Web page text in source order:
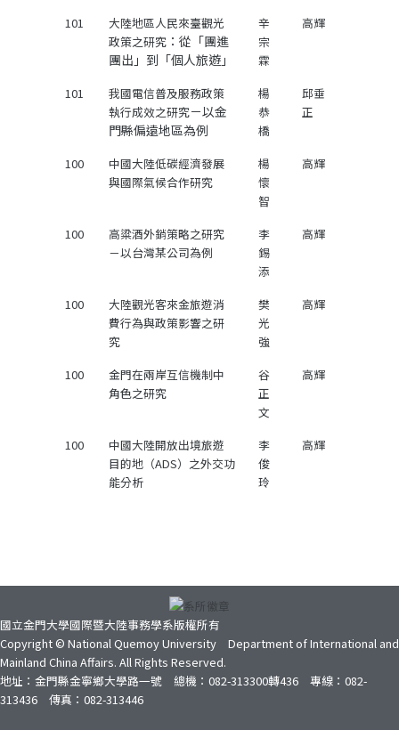
101
大陸地區人民來臺觀光
政策之研究：從「團進
團出」到「個人旅遊」
辛
宗
霖
高輝
101
我國電信普及服務政策
執行成效之研究－以金
門縣偏遠地區為例
楊
恭
橋
邱垂
正
100
中國大陸低碳經濟發展
與國際氣候合作研究
楊
懷
智
高輝
100
高粱酒外銷策略之研究
－以台灣某公司為例
李
錫
添
高輝
100
大陸觀光客來金旅遊消
費行為與政策影響之研
究
樊
光
強
高輝
100
金門在兩岸互信機制中
角色之研究
谷
正
文
高輝
100
中國大陸開放出境旅遊
目的地（ADS）之外交功
能分析
李
俊
玲
高輝
國立金門大學國際暨大陸事務學系版權所有
Copyright © National Quemoy University Department of International and
Mainland China Affairs. All Rights Reserved.
地址：金門縣金寧鄉大學路一號 總機：082-313300轉436 專線：082-
313436 傳真：082-313446